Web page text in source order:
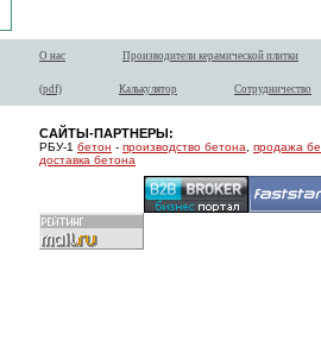
О нас Производители керамической плитки
(pdf) Калькулятор Сотрудничество
САЙТЫ-ПАРТНЕРЫ:
РБУ-1 бетон - производство бетона
продажа
доставка бетона